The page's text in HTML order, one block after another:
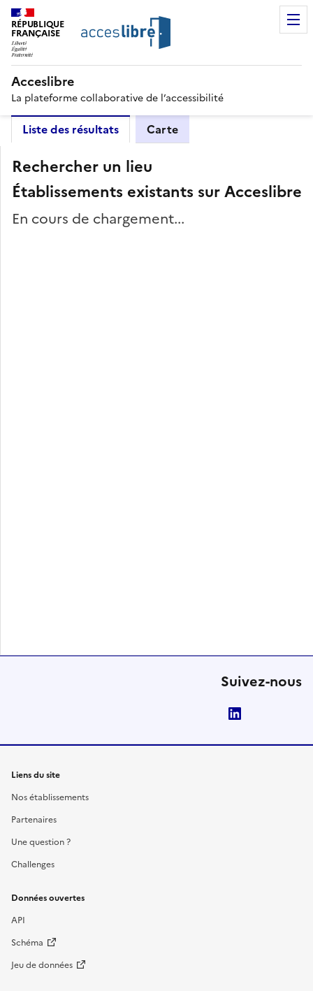
RÉPUBLIQUE
FRANÇAISE
Acceslibre
La plateforme collaborative de l’accessibilité
Liste des résultats Carte
Rechercher un lieu
Établissements existants sur Acceslibre
En cours de chargement...
Suivez-nous
Liens du site
Nos établissements
Partenaires
Une question ?
Challenges
Données ouvertes
API
Schéma
Jeu de données